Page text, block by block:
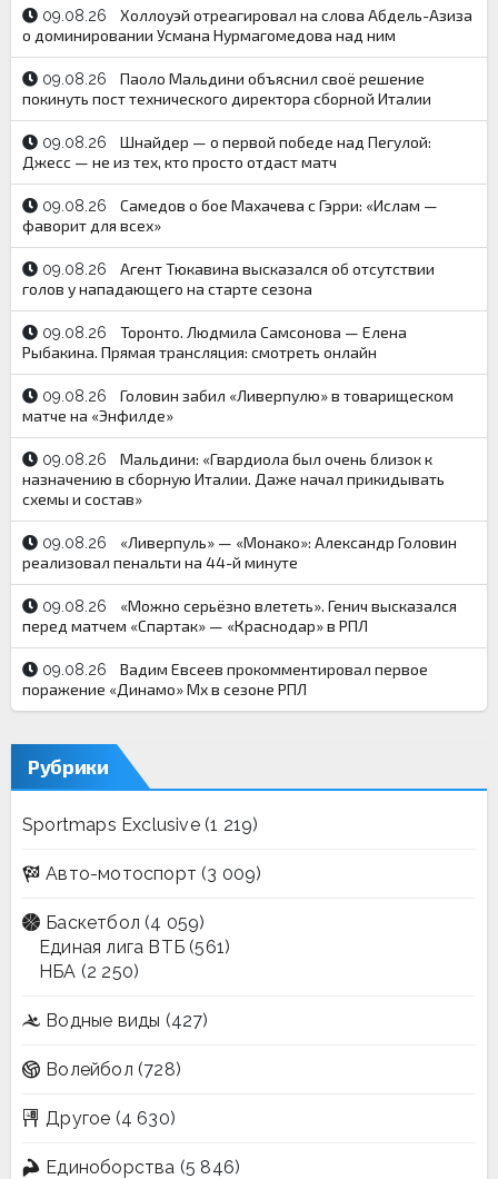
09.08.26
Холлоуэй отреагировал на слова Абдель-Азиза
о доминировании Усмана Нурмагомедова над ним
09.08.26
Паоло Мальдини объяснил своё решение
покинуть пост технического директора сборной Италии
09.08.26
Шнайдер — о первой победе над Пегулой:
Джесс — не из тех, кто просто отдаст матч
09.08.26
Самедов о бое Махачева с Гэрри: «Ислам —
фаворит для всех»
09.08.26
Агент Тюкавина высказался об отсутствии
голов у нападающего на старте сезона
09.08.26
Торонто. Людмила Самсонова — Елена
Рыбакина. Прямая трансляция: смотреть онлайн
09.08.26
Головин забил «Ливерпулю» в товарищеском
матче на «Энфилде»
09.08.26
Мальдини: «Гвардиола был очень близок к
назначению в сборную Италии. Даже начал прикидывать
схемы и состав»
09.08.26
«Ливерпуль» — «Монако»: Александр Головин
реализовал пенальти на 44-й минуте
09.08.26
«Можно серьёзно влететь». Генич высказался
перед матчем «Спартак» — «Краснодар» в РПЛ
09.08.26
Вадим Евсеев прокомментировал первое
поражение «Динамо» Мх в сезоне РПЛ
Рубрики
Sportmaps Exclusive(1 219)
Авто-мотоспорт (3 009)
Баскетбол (4 059)
Единая лига ВТБ (561)
НБА (2 250)
Водные виды (427)
Волейбол (728)
Другое (4 630)
Единоборства (5 846)